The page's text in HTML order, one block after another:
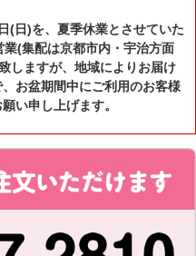
(日)を、夏季休業とさせていた
(集配は京都市内・宇治方面
しますが、地域によりお届け
お盆期間中にご利用のお客様
い申し上げます。